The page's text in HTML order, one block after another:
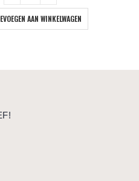
AAN WINKELWAGEN